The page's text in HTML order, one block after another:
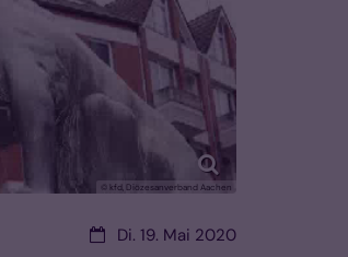
© kfd, Diözesanverband Aachen
Datum:Di. 19. Mai 2020